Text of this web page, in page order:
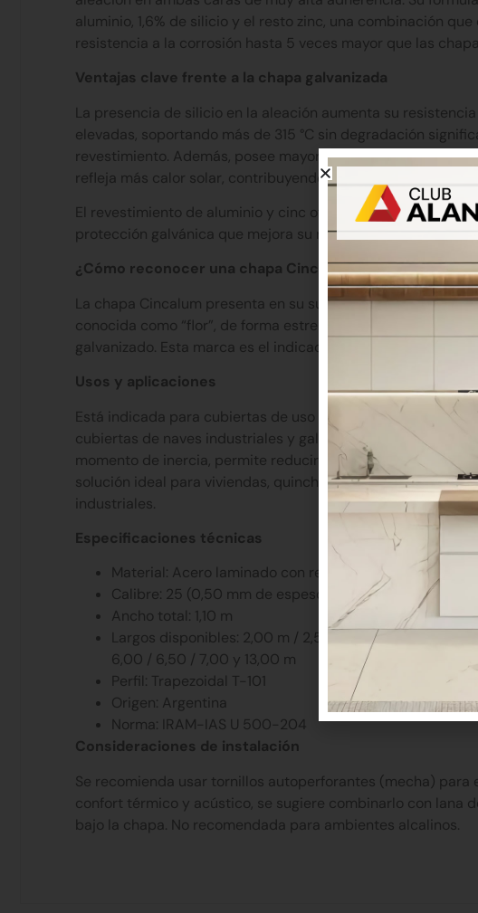
aluminio, 1,6% de silicio y el resto zinc, una combinación que
resistencia a la corrosión hasta 5 veces mayor que las
Ventajas clave frente a la chapa galvanizada
La presencia de silicio en la aleación aumenta su
elevadas, soportando más de 315 °C sin degradación
revestimiento. Además, posee mayor reflectividad térmica,
refleja más calor solar, contribuyendo a mantener los
El revestimiento de aluminio y cinc ofrece una combinación
protección galvánica que mejora su rendimiento.
¿Cómo reconocer una chapa Cincalum?
La chapa Cincalum presenta en su superficie una
conocida como “flor”, de forma estrellada, más definida y
galvanizado. Esta marca es el indicador visual de su
Usos y aplicaciones
Está indicada para cubiertas de uso residencial,
cubiertas de naves industriales y galpones. El perfil
momento de inercia, permite reducir la cantidad de apoyos
solución ideal para viviendas, quinchos, galerías, depósitos
industriales.
Especificaciones técnicas
Material: Acero laminado con revestimiento Cincalum
Calibre: 25 (0,50 mm de espesor)
Ancho total: 1,10 m
Largos disponibles: 2,00 m / 2,50 / 3,00 / 3,50 / 4,00 /
6,00 / 6,50 / 7,00 y 13,00 m
Perfil: Trapezoidal T-101
Origen: Argentina
Norma: IRAM-IAS U 500-204
Consideraciones de instalación
Se recomienda usar tornillos autoperforantes (mecha) para
confort térmico y acústico, se sugiere combinarlo con lana
bajo la chapa. No recomendada para ambientes alcalinos.